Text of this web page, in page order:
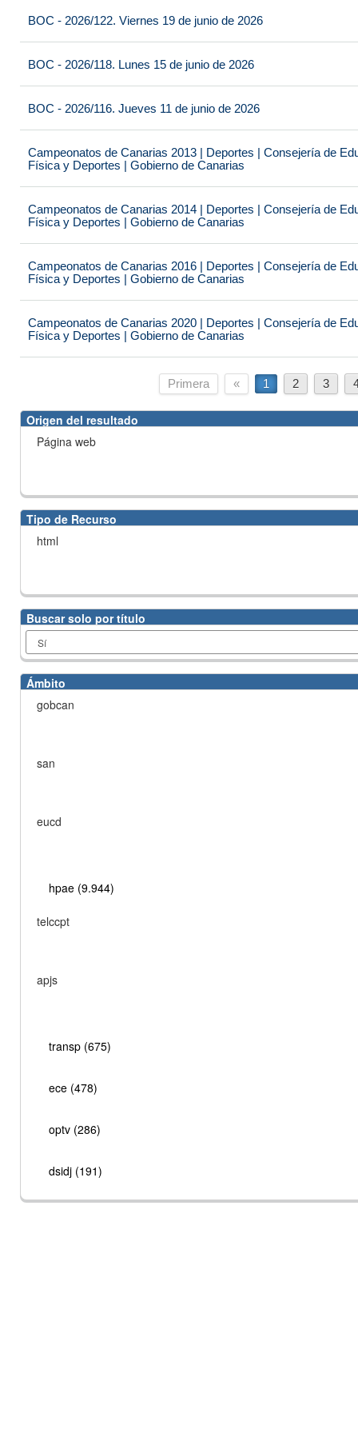
BOC - 2026/122. Viernes 19 de junio de 2026
BOC - 2026/118. Lunes 15 de junio de 2026
BOC - 2026/116. Jueves 11 de junio de 2026
Campeonatos de Canarias 2013 | Deportes | Consejería de
Física y Deportes | Gobierno de Canarias
Campeonatos de Canarias 2014 | Deportes | Consejería de
Física y Deportes | Gobierno de Canarias
Campeonatos de Canarias 2016 | Deportes | Consejería de
Física y Deportes | Gobierno de Canarias
Campeonatos de Canarias 2020 | Deportes | Consejería de
Física y Deportes | Gobierno de Canarias
Primera « 1 2 3
Origen del resultado
Página web
Tipo de Recurso
html
Buscar solo por título
Ámbito
gobcan
san
eucd
hpae (9.944)
telccpt
apjs
transp (675)
ece (478)
optv (286)
dsidj (191)